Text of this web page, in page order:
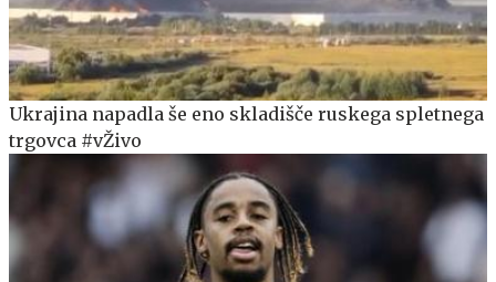
Ukrajina napadla še eno skladišče ruskega spletnega
trgovca #vŽivo